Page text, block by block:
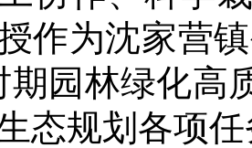
作为沈家营
期园林绿化高
态规划各项